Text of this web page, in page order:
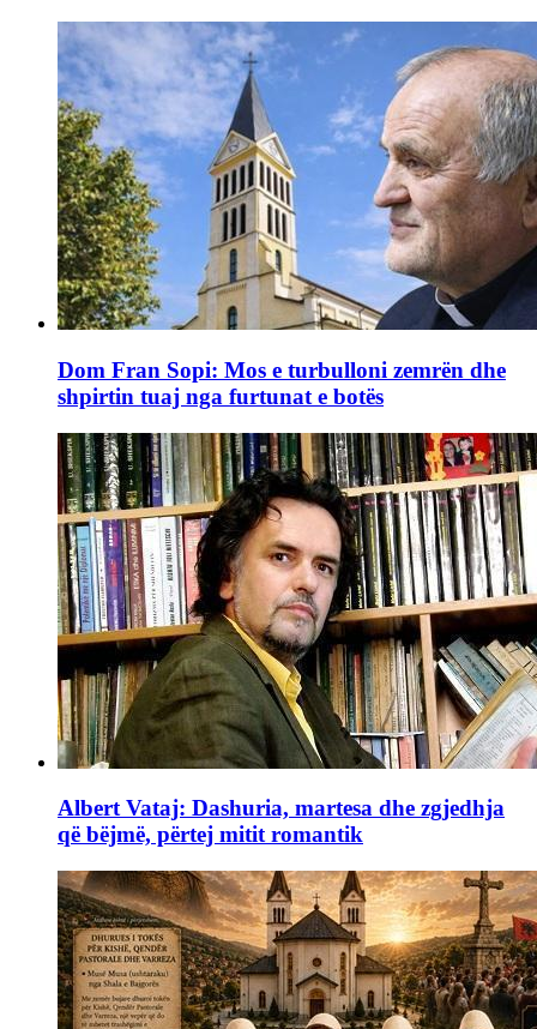
Dom Fran Sopi: Mos e turbulloni zemrën dhe
shpirtin tuaj nga furtunat e botës
Albert Vataj: Dashuria, martesa dhe zgjedhja
që bëjmë, përtej mitit romantik